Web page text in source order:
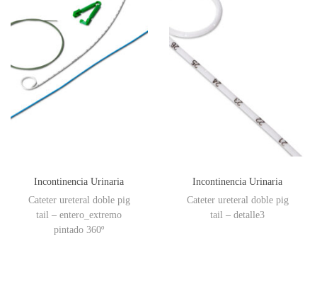
Incontinencia Urinaria
Cateter ureteral doble pig
tail – entero_extremo
pintado 360º
Incontinencia Urinaria
Cateter ureteral doble pig
tail – detalle3